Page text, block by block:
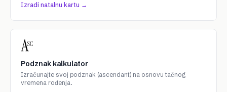
Izradi natalnu kartu →
Podznak kalkulator
Izračunajte svoj podznak (ascendant) na osnovu tačnog
vremena rođenja.